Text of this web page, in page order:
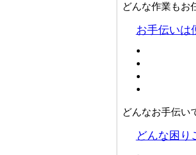
どんな作業もお
お手伝いは
どんなお手伝い
どんな困り